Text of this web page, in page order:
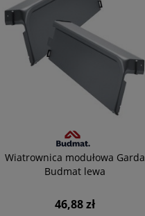
Wiatrownica modułowa Garda
Budmat lewa
46,88 zł